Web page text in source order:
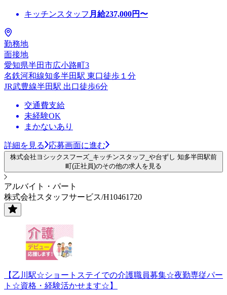
キッチンスタッフ 月給237,000円〜
勤務地
面接地
愛知県半田市広小路町3
名鉄河和線知多半田駅 東口徒歩１分
JR武豊線半田駅 出口徒歩6分
交通費支給
未経験OK
まかないあり
詳細を見る 応募画面に進む
株式会社ヨシックスフーズ_キッチンスタッフ_や台ずし 知多半田駅前
町(正社員)のその他の求人を見る
アルバイト・パート
株式会社スタッフサービス/H10461720
【乙川駅☆ショートステイでの介護職員募集☆夜勤専従パー
ト☆資格・経験活かせます☆】